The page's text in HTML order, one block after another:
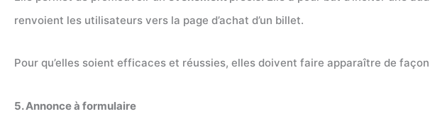
renvoient les utilisateurs vers la page d’achat d’un billet.
Pour qu’elles soient efficaces et réussies, elles doivent faire apparaître de
5. Annonce à formulaire